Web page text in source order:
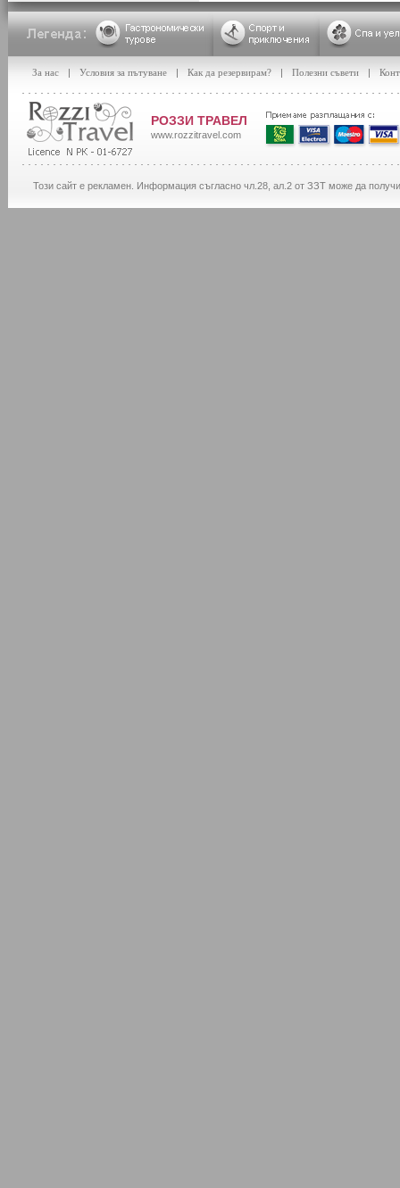
За нас | Условия за пътуване | Как да резервирам? | Полезни съвети |
РОЗЗИ ТРАВЕЛ
www.rozzitravel.com
Този сайт е рекламен. Информация съгласно чл.28, ал.2 от ЗЗТ може да